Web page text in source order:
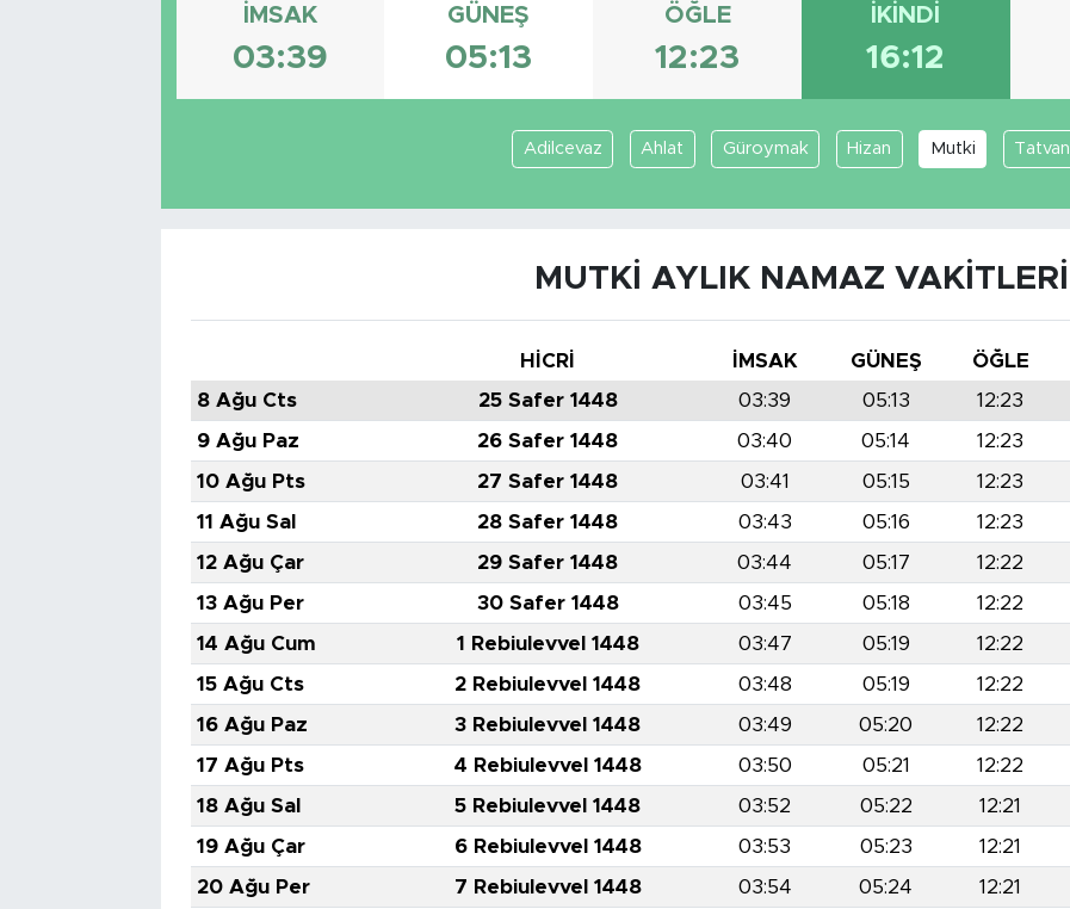
İMSAK
03:39
GÜNEŞ
05:13
ÖĞLE
12:23
İKINDI
16:12
Adilcevaz Ahlat Güroymak Hizan Mutki Tatvan
MUTKI AYLIK NAMAZ VAKITLERI
HİCRİ İMSAK GÜNEŞ ÖĞLE
8 Ağu Cts
25 Safer 1448 03:39 05:13 12:23
9 Ağu Paz
26 Safer 1448 03:40 05:14 12:23
10 Ağu Pts
27 Safer 1448 03:41 05:15 12:23
11 Ağu Sal
28 Safer 1448 03:43 05:16 12:23
12 Ağu Çar
29 Safer 1448 03:44 05:17 12:22
13 Ağu Per
30 Safer 1448 03:45 05:18 12:22
14 Ağu Cum
1 Rebiulevvel 1448 03:47 05:19 12:22
15 Ağu Cts
2 Rebiulevvel 1448 03:48 05:19 12:22
16 Ağu Paz
3 Rebiulevvel 1448 03:49 05:20 12:22
17 Ağu Pts
4 Rebiulevvel 1448 03:50 05:21 12:22
18 Ağu Sal
5 Rebiulevvel 1448 03:52 05:22 12:21
19 Ağu Çar
6 Rebiulevvel 1448 03:53 05:23 12:21
20 Ağu Per
7 Rebiulevvel 1448 03:54 05:24 12:21
Resmi İlanlar